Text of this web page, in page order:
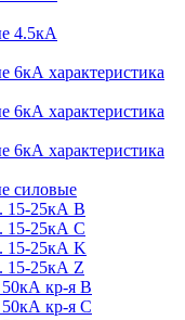
4.5кА
6кА характеристика
6кА характеристика
6кА характеристика
силовые
15-25кА B
15-25кА C
15-25кА K
15-25кА Z
кр-я B
кр-я C